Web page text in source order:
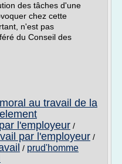
des tâches d'une
chez cette
n'est pas
du Conseil des
au travail de la
l'employeur /
par l'employeur /
/ prud'homme